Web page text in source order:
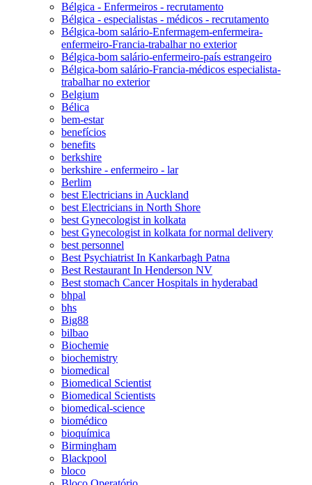
Bélgica - Enfermeiros - recrutamento
Bélgica - especialistas - médicos - recrutamento
Bélgica-bom salário-Enfermagem-enfermeira-
enfermeiro-Francia-trabalhar no exterior
Bélgica-bom salário-enfermeiro-país estrangeiro
Bélgica-bom salário-Francia-médicos especialista-
trabalhar no exterior
Belgium
Bélica
bem-estar
benefícios
benefits
berkshire
berkshire - enfermeiro - lar
Berlim
best Electricians in Auckland
best Electricians in North Shore
best Gynecologist in kolkata
best Gynecologist in kolkata for normal delivery
best personnel
Best Psychiatrist In Kankarbagh Patna
Best Restaurant In Henderson NV
Best stomach Cancer Hospitals in hyderabad
bhpal
bhs
Big88
bilbao
Biochemie
biochemistry
biomedical
Biomedical Scientist
Biomedical Scientists
biomedical-science
biomédico
bioquímica
Birmingham
Blackpool
bloco